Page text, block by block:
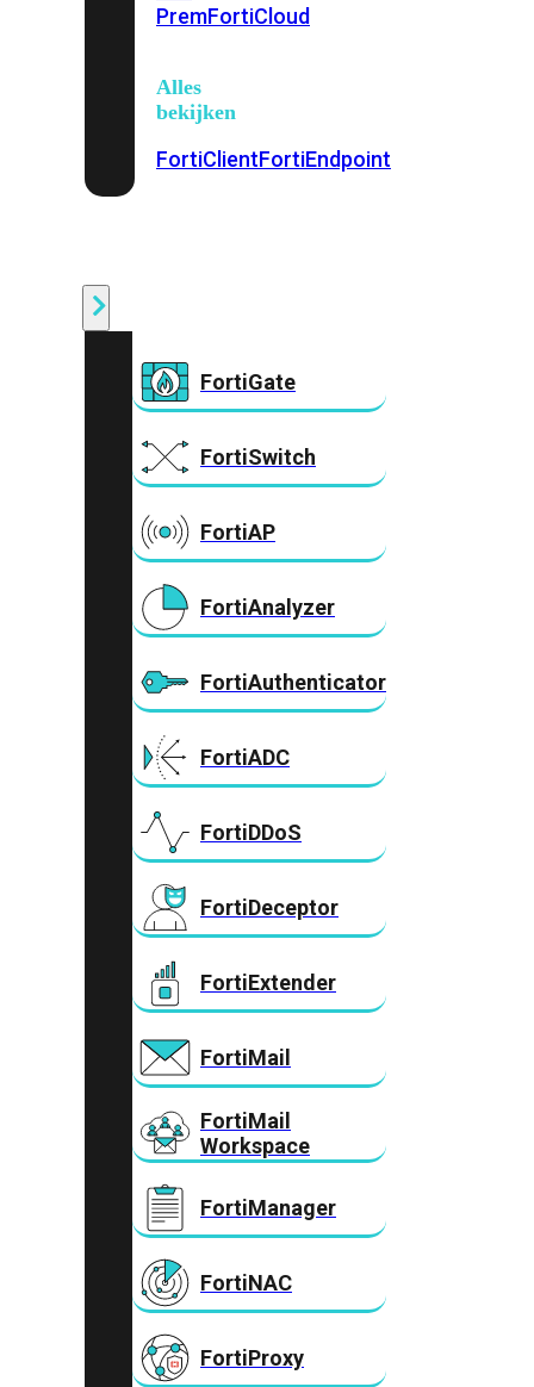
PremFortiCloud
Alles
bekijken
FortiClientFortiEndpoint
FortiGate
FortiSwitch
FortiAP
FortiAnalyzer
FortiAuthenticator
FortiADC
FortiDDoS
FortiDeceptor
FortiExtender
FortiMail
FortiMail
Workspace
FortiManager
FortiNAC
FortiProxy